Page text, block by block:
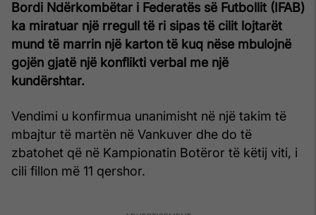
Bordi Ndërkombëtar i Federatës së Futbollit (IFAB)
ka miratuar një rregull të ri sipas të cilit lojtarët
mund të marrin një karton të kuq nëse mbulojnë
gojën gjatë një konflikti verbal me një
kundërshtar.
Vendimi u konfirmua unanimisht në një takim të
mbajtur të martën në Vankuver dhe do të
zbatohet që në Kampionatin Botëror të këtij viti, i
cili fillon më 11 qershor.